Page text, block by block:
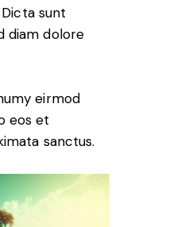
sunt
diam dolore
eirmod
eos et
sanctus.